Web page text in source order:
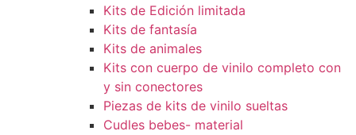
Kits de Edición limitada
Kits de fantasía
Kits de animales
Kits con cuerpo de vinilo completo con
y sin conectores
Piezas de kits de vinilo sueltas
Cudles bebes- material